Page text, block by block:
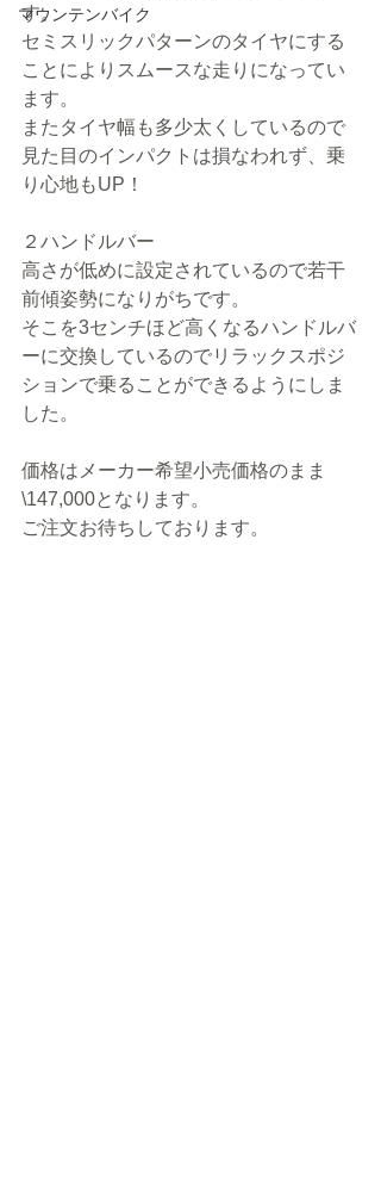
マウンテンバイク
す。
セミスリックパターンのタイヤにする
ことによりスムースな走りになってい
ます。
またタイヤ幅も多少太くしているので
見た目のインパクトは損なわれず、乗
り心地もUP！
２ハンドルバー
高さが低めに設定されているので若干
前傾姿勢になりがちです。
そこを3センチほど高くなるハンドルバ
ーに交換しているのでリラックスポジ
ションで乗ることができるようにしま
した。
価格はメーカー希望小売価格のまま
\147,000となります。
ご注文お待ちしております。